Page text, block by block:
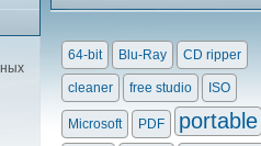
64-bit Blu-Ray CD ripper
cleaner free studio ISO
Microsoft PDF portable